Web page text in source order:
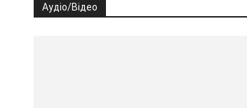
Аудіо/Відео